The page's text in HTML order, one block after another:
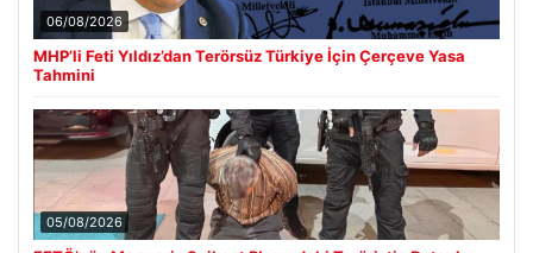
06/08/2026
MHP’li Feti Yıldız’dan Terörsüz Türkiye İçin Çerçeve Yasa
Tahmini
05/08/2026